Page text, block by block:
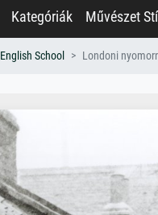
Kategóriák Művészet
English School Londoni